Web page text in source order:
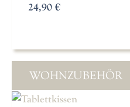
24,90 €
WOHNZUBEHÖR